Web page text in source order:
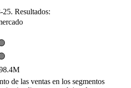
25. Resultados:
de las ventas en los segmentos